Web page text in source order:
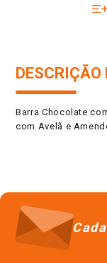
DESCRIÇÃO
Barra Chocolate
com Avelã e